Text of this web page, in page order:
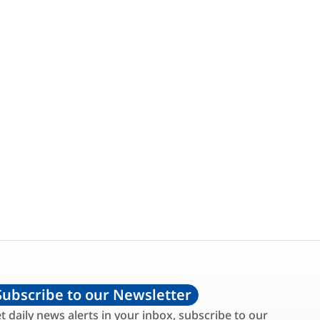
to our Newsletter
daily news alerts in your inbox, subscribe to our